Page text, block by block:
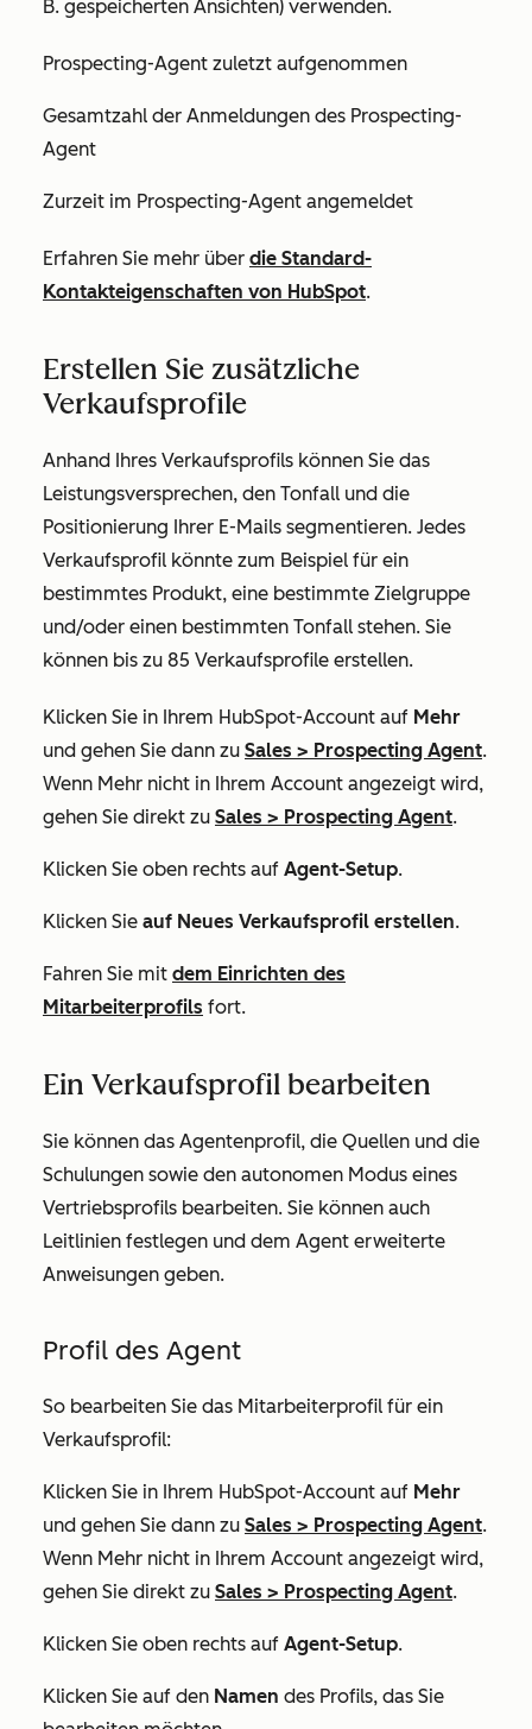
B. gespeicherten Ansichten) verwenden.
Prospecting-Agent zuletzt aufgenommen
Gesamtzahl der Anmeldungen des Prospecting-
Agent
Zurzeit im Prospecting-Agent angemeldet
Erfahren Sie mehr über die Standard-
Kontakteigenschaften von HubSpot.
Erstellen Sie zusätzliche
Verkaufsprofile
Anhand Ihres Verkaufsprofils können Sie das
Leistungsversprechen, den Tonfall und die
Positionierung Ihrer E-Mails segmentieren. Jedes
Verkaufsprofil könnte zum Beispiel für ein
bestimmtes Produkt, eine bestimmte Zielgruppe
und/oder einen bestimmten Tonfall stehen. Sie
können bis zu 85 Verkaufsprofile erstellen.
Klicken Sie in Ihrem HubSpot-Account auf Mehr
und gehen Sie dann zu Sales > Prospecting Agent.
Wenn Mehr nicht in Ihrem Account angezeigt wird,
gehen Sie direkt zu Sales > Prospecting Agent.
Klicken Sie oben rechts auf Agent-Setup.
Klicken Sie auf Neues Verkaufsprofil erstellen.
Fahren Sie mit dem Einrichten des
Mitarbeiterprofils fort.
Ein Verkaufsprofil bearbeiten
Sie können das Agentenprofil, die Quellen und die
Schulungen sowie den autonomen Modus eines
Vertriebsprofils bearbeiten. Sie können auch
Leitlinien festlegen und dem Agent erweiterte
Anweisungen geben.
Profil des Agent
So bearbeiten Sie das Mitarbeiterprofil für ein
Verkaufsprofil:
Klicken Sie in Ihrem HubSpot-Account auf Mehr
und gehen Sie dann zu Sales > Prospecting Agent.
Wenn Mehr nicht in Ihrem Account angezeigt wird,
gehen Sie direkt zu Sales > Prospecting Agent.
Klicken Sie oben rechts auf Agent-Setup.
Klicken Sie auf den Namen des Profils, das Sie